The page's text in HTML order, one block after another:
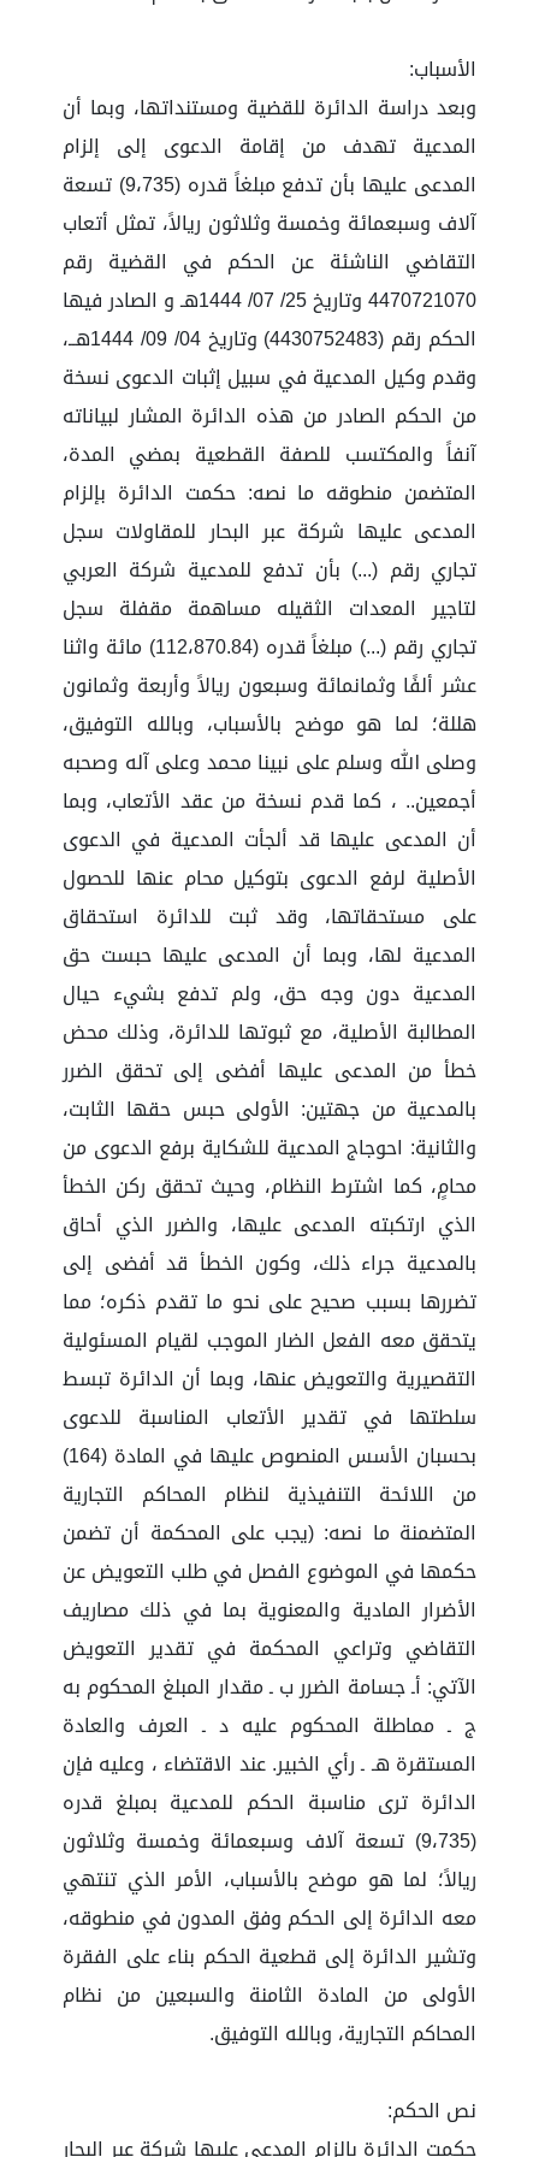
الأسباب:
وبعد دراسة الدائرة للقضية ومستنداتها، وبما أن
المدعية تهدف من إقامة الدعوى إلى إلزام
المدعى عليها بأن تدفع مبلغاً قدره (9،735) تسعة
آلاف وسبعمائة وخمسة وثلاثون ريالاً، تمثل أتعاب
التقاضي الناشئة عن الحكم في القضية رقم
4470721070 وتاريخ 25/ 07/ 1444هـ و الصادر فيها
الحكم رقم (4430752483) وتاريخ 04/ 09/ 1444هــ،
وقدم وكيل المدعية في سبيل إثبات الدعوى نسخة
من الحكم الصادر من هذه الدائرة المشار لبياناته
آنفاً والمكتسب للصفة القطعية بمضي المدة،
المتضمن منطوقه ما نصه: حكمت الدائرة بإلزام
المدعى عليها شركة عبر البحار للمقاولات سجل
تجاري رقم (...) بأن تدفع للمدعية شركة العربي
لتاجير المعدات الثقيله مساهمة مقفلة سجل
تجاري رقم (...) مبلغاً قدره (112،870.84) مائة واثنا
عشر ألفًا وثمانمائة وسبعون ريالاً وأربعة وثمانون
هللة؛ لما هو موضح بالأسباب، وبالله التوفيق،
وصلى الله وسلم على نبينا محمد وعلى آله وصحبه
أجمعين.. ، كما قدم نسخة من عقد الأتعاب، وبما
أن المدعى عليها قد ألجأت المدعية في الدعوى
الأصلية لرفع الدعوى بتوكيل محام عنها للحصول
على مستحقاتها، وقد ثبت للدائرة استحقاق
المدعية لها، وبما أن المدعى عليها حبست حق
المدعية دون وجه حق، ولم تدفع بشيء حيال
المطالبة الأصلية، مع ثبوتها للدائرة، وذلك محض
خطأ من المدعى عليها أفضى إلى تحقق الضرر
بالمدعية من جهتين: الأولى حبس حقها الثابت،
والثانية: احوجاج المدعية للشكاية برفع الدعوى من
محامٍ، كما اشترط النظام، وحيث تحقق ركن الخطأ
الذي ارتكبته المدعى عليها، والضرر الذي أحاق
بالمدعية جراء ذلك، وكون الخطأ قد أفضى إلى
تضررها بسبب صحيح على نحو ما تقدم ذكره؛ مما
يتحقق معه الفعل الضار الموجب لقيام المسئولية
التقصيرية والتعويض عنها، وبما أن الدائرة تبسط
سلطتها في تقدير الأتعاب المناسبة للدعوى
بحسبان الأسس المنصوص عليها في المادة (164)
من اللائحة التنفيذية لنظام المحاكم التجارية
المتضمنة ما نصه: (يجب على المحكمة أن تضمن
حكمها في الموضوع الفصل في طلب التعويض عن
الأضرار المادية والمعنوية بما في ذلك مصاريف
التقاضي وتراعي المحكمة في تقدير التعويض
الآتي: أـ جسامة الضرر ب ـ مقدار المبلغ المحكوم به
ج ـ مماطلة المحكوم عليه د ـ العرف والعادة
المستقرة هـ ـ رأي الخبير. عند الاقتضاء ، وعليه فإن
الدائرة ترى مناسبة الحكم للمدعية بمبلغ قدره
(9،735) تسعة آلاف وسبعمائة وخمسة وثلاثون
ريالاً؛ لما هو موضح بالأسباب، الأمر الذي تنتهي
معه الدائرة إلى الحكم وفق المدون في منطوقه،
وتشير الدائرة إلى قطعية الحكم بناء على الفقرة
الأولى من المادة الثامنة والسبعين من نظام
المحاكم التجارية، وبالله التوفيق.
نص الحكم:
حكمت الدائرة بإلزام المدعى عليها شركة عبر البحار